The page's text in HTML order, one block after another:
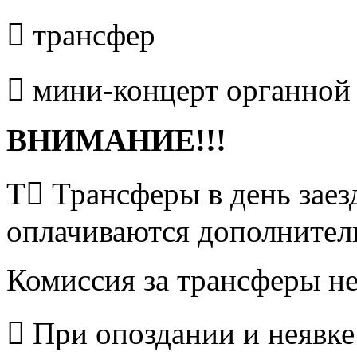
 трансфер
 мини-концерт
ВНИМАНИЕ!!!
Т Трансферы в день
оплачиваются
Комиссия за трансферы
 При опоздании и